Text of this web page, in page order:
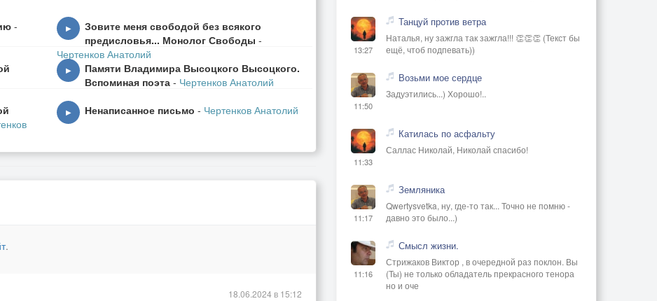
-
▶
Зовите меня свободой без всякого
предисловья... Монолог Свободы -
Чертенков Анатолий
▶
Памяти Владимира Высоцкого Высоцкого.
Вспоминая поэта - Чертенков Анатолий
▶ Ненаписанное письмо - Чертенков Анатолий
.
18.06.2024 в 15:12
13:27
Танцуй против ветра
Наталья, ну зажгла так зажгла!!! 👏👏👏 (Текст бы
ещё, чтоб подпевать))
11:50
Возьми мое сердце
Задуэтились...) Хорошо!..
11:33
Катилась по асфальту
Саллас Николай, Николай спасибо!
11:17
Земляника
Qwertysvetka, ну, где-то так... Точно не помню -
давно это было...)
11:16
Смысл жизни.
Стрижаков Виктор , в очередной раз поклон. Вы
(Ты) не только обладатель прекрасного тенора
но и оче